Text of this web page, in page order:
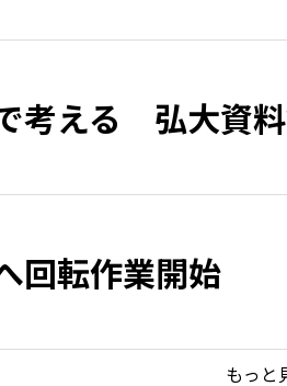
考える 弘大資
回転作業開始
もっと